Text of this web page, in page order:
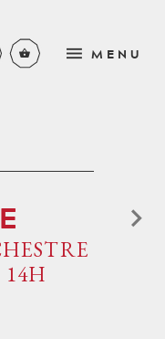
MENU
2027
L'OPÉRA
DE